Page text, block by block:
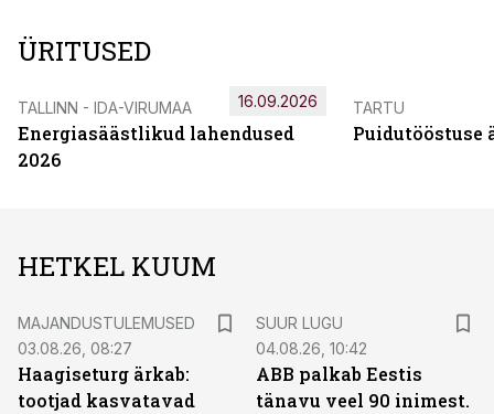
ÜRITUSED
TALLINN - IDA-VIRUMAA
Energiasäästlikud lahendused
2026
16.09.2026 TARTU
Puidutööstuse
HETKEL KUUM
MAJANDUSTULEMUSED
03.08.26, 08:27
Haagiseturg ärkab:
tootjad kasvatavad
SUUR LUGU
04.08.26, 10:42
ABB palkab Eestis
tänavu veel 90 inimest.